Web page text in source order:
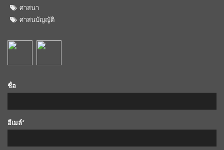
ศาสนา
ศาสนบัญญัติ
ชื่อ
อีเมล์*